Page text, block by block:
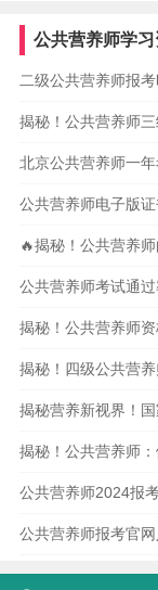
公共营养师学
二级公共营养师报
揭秘！公共营养师
北京公共营养师一
公共营养师电子版
🔥揭秘！公共营养
公共营养师考试通
揭秘！公共营养师
揭秘！四级公共营
揭秘营养新视界！
揭秘！公共营养师
公共营养师2024报
公共营养师报考官